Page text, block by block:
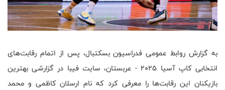
به گزارش روابط عمومی فدراسیون بسکتبال، پس از اتمام رقابت‌های
انتخابی کاپ آسیا ۲۰۲۵ - عربستان، سایت فیبا در گزارشی بهترین
بازیکنان این رقابت‌ها را معرفی کرد که نام ارسلان کاظمی و محمد